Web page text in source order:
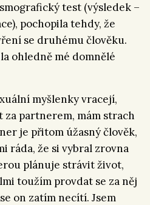
test (výsledek –
pochopila tehdy, že
se druhému člověku.
ohledně mé domnělé
myšlenky vracejí,
za partnerem, mám strach
je přitom úžasný člověk,
ráda, že si vybral zrovna
plánuje strávit život,
toužím provdat se za něj
on zatím necítí. Jsem